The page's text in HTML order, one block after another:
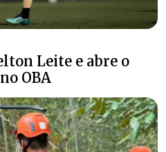
Leite e abre o
OBA